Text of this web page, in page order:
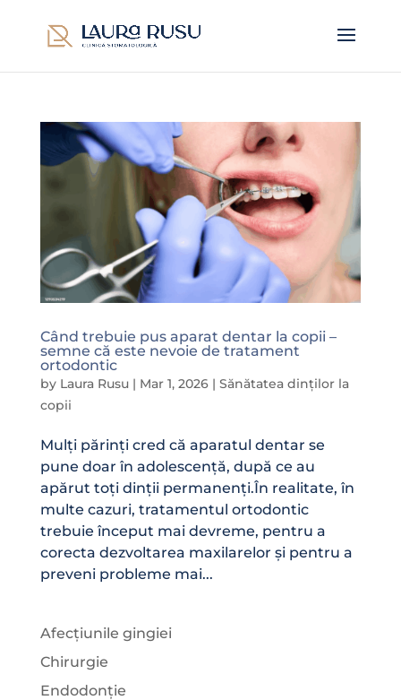
Când trebuie pus aparat dentar la copii –
semne că este nevoie de tratament
ortodontic
by Laura Rusu| Mar 1, 2026| Sănătatea dinților la
copii
Mulți părinți cred că aparatul dentar se
pune doar în adolescență, după ce au
apărut toți dinții permanenți.În realitate, în
multe cazuri, tratamentul ortodontic
trebuie început mai devreme, pentru a
corecta dezvoltarea maxilarelor și pentru a
preveni probleme mai...
Afecțiunile gingiei
Chirurgie
Endodonție